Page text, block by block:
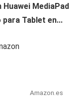
MediaPad
Tablet en...
Amazon.es